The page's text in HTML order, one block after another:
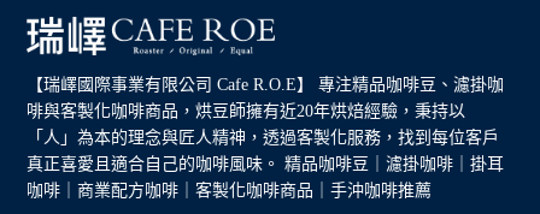
【瑞嶧國際事業有限公司 Cafe R.O.E】 專注精品咖啡豆、濾掛咖
啡與客製化咖啡商品，烘豆師擁有近20年烘焙經驗，秉持以
「人」為本的理念與匠人精神，透過客製化服務，找到每位客戶
真正喜愛且適合自己的咖啡風味。 精品咖啡豆｜濾掛咖啡｜掛耳
咖啡｜商業配方咖啡｜客製化咖啡商品｜手沖咖啡推薦